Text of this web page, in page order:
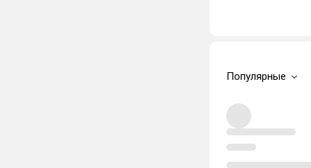
Популярные